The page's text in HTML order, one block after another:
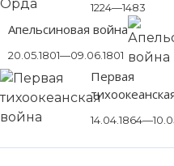
1224—1483
Апельсиновая война
20.05.1801—09.06.1801
Первая